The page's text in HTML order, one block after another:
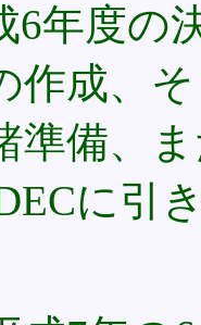
6年度の
作成、
準備、
に引